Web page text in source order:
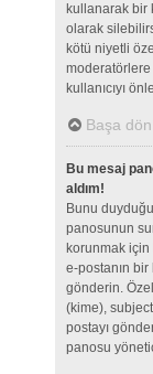
kullanarak bir
olarak
kötü niyetli
kullanıcıyı
Başa dön
Bu mesaj
aldım!
Bunu
panosunun
korunmak için
e-postanın bir
gönderin.
(kime),
postayı
panosu